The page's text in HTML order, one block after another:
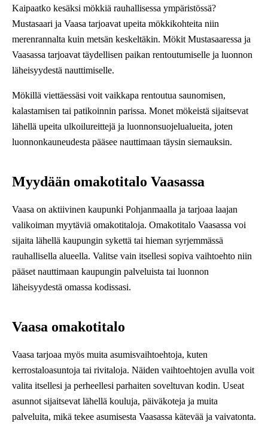
Kaipaatko kesäksi mökkiä rauhallisessa ympäristössä?
Mustasaari ja Vaasa tarjoavat upeita mökkikohteita niin
merenrannalta kuin metsän keskeltäkin. Mökit Mustasaaressa ja
Vaasassa tarjoavat täydellisen paikan rentoutumiselle ja luonnon
läheisyydestä nauttimiselle.
Mökillä viettäessäsi voit vaikkapa rentoutua saunomisen,
kalastamisen tai patikoinnin parissa. Monet mökeistä sijaitsevat
lähellä upeita ulkoilureittejä ja luonnonsuojelualueita, joten
luonnonkauneudesta pääsee nauttimaan täysin siemauksin.
Myydään omakotitalo Vaasassa
Vaasa on aktiivinen kaupunki Pohjanmaalla ja tarjoaa laajan
valikoiman myytäviä omakotitaloja. Omakotitalo Vaasassa voi
sijaita lähellä kaupungin sykettä tai hieman syrjemmässä
rauhallisella alueella. Valitse vain itsellesi sopiva vaihtoehto niin
pääset nauttimaan kaupungin palveluista tai luonnon
läheisyydestä omassa kodissasi.
Vaasa omakotitalo
Vaasa tarjoaa myös muita asumisvaihtoehtoja, kuten
kerrostaloasuntoja tai rivitaloja. Näiden vaihtoehtojen avulla voit
valita itsellesi ja perheellesi parhaiten soveltuvan kodin. Useat
asunnot sijaitsevat lähellä kouluja, päiväkoteja ja muita
palveluita, mikä tekee asumisesta Vaasassa kätevää ja vaivatonta.